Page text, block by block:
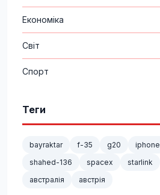
Економіка
Світ
Спорт
Теги
bayraktar f-35 g20 iphone
shahed-136
spacex starlink
австралія
австрія